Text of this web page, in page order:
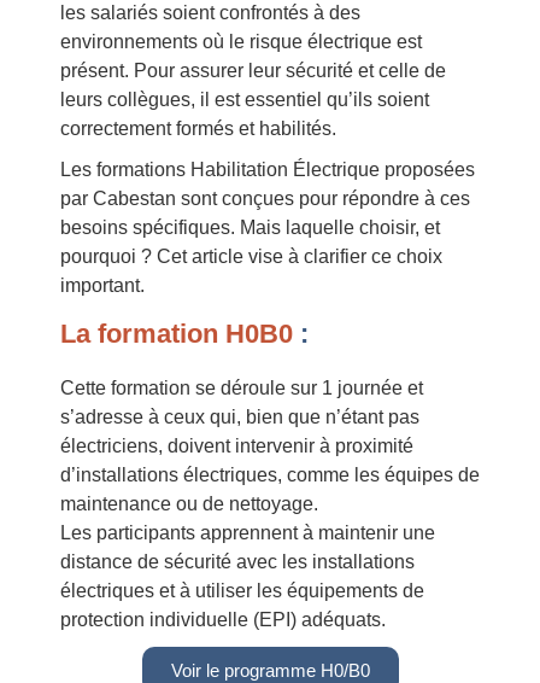
les salariés soient confrontés à des
environnements où le risque électrique est
présent. Pour assurer leur sécurité et celle de
leurs collègues, il est essentiel qu’ils soient
correctement formés et habilités.
Les formations Habilitation Électrique proposées
par Cabestan sont conçues pour répondre à ces
besoins spécifiques. Mais laquelle choisir, et
pourquoi ? Cet article vise à clarifier ce choix
important.
La formation H0B0 :
Cette formation se déroule sur 1 journée et
s’adresse à ceux qui, bien que n’étant pas
électriciens, doivent intervenir à proximité
d’installations électriques, comme les équipes de
maintenance ou de nettoyage.
Les participants apprennent à maintenir une
distance de sécurité avec les installations
électriques et à utiliser les équipements de
protection individuelle (EPI) adéquats.
Voir le programme H0/B0